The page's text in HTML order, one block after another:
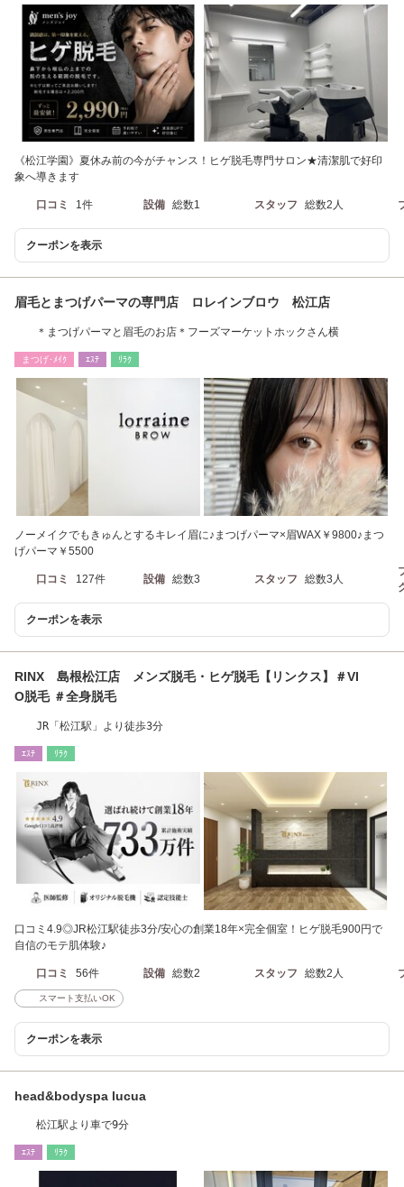
《松江学園》夏休み前の今がチャンス！ヒゲ脱毛専門サロン★清潔肌で好印
象へ導きます
口コミ 1件 設備 総数1 スタッフ 総数2人
クーポンを表示
眉毛とまつげパーマの専門店 ロレインブロウ 松江店
＊まつげパーマと眉毛のお店＊フーズマーケットホックさん横
まつげ･ﾒｲｸ ｴｽﾃ ﾘﾗｸ
ノーメイクでもきゅんとするキレイ眉に♪まつげパーマ×眉WAX￥9800♪まつ
げパーマ￥5500
口コミ 127件 設備 総数3 スタッフ 総数3人
クーポンを表示
RINX 島根松江店 メンズ脱毛・ヒゲ脱毛【リンクス】＃VI
O脱毛 ＃全身脱毛
JR「松江駅」より徒歩3分
ｴｽﾃ ﾘﾗｸ
口コミ4.9◎JR松江駅徒歩3分/安心の創業18年×完全個室！ヒゲ脱毛900円で
自信のモテ肌体験♪
口コミ 56件 設備 総数2 スタッフ 総数2人
スマート支払いOK
クーポンを表示
head&bodyspa lucua
松江駅より車で9分
ｴｽﾃ ﾘﾗｸ